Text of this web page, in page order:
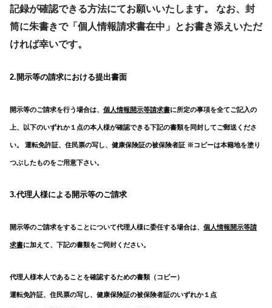
記録が確認できる方法にてお願いいたします。 なお、封
筒に朱書きで「個人情報請求書在中」とお書き添えいただ
ければ幸いです。
2.開示等の請求における提出書面
開示等のご請求を行う場合は、 個人情報開示等請求書に所定の事項を全てご記入の
上、以下のいずれか１点の本人様が確認できる下記の書類を同封してご郵送くださ
い。 運転免許証、住民票の写し、健康保険証の被保険者証 ※コピーは本籍地を塗り
つぶしたものをご用意下さい。
3.代理人様による開示等のご請求
開示等のご請求をすることについて代理人様に委任する場合は、 個人情報開示等請
求書に加えて、下記の書類をご同封ください。
代理人様本人であることを確認するための書類（コピー）
運転免許証、住民票の写し、健康保険証の被保険者証のいずれか１点